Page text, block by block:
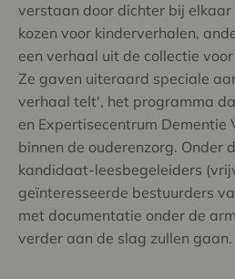
verstaan door dichter bij elkaar
kozen voor kinderverhalen,
een verhaal uit de collectie
Ze gaven uiteraard speciale
verhaal telt', het programma
en Expertisecentrum Dementie
binnen de ouderenzorg. Onder
kandidaat-leesbegeleiders
geïnteresseerde bestuurders
met documentatie onder de
verder aan de slag zullen gaan.